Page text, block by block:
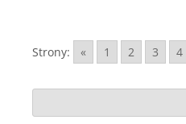
Strony: « 1 2 3 4
z